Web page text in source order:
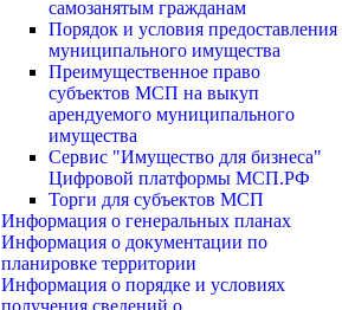
самозанятым гражданам
Порядок и условия предоставления
муниципального имущества
Преимущественное право
субъектов МСП на выкуп
арендуемого муниципального
имущества
Сервис "Имущество для бизнеса"
Цифровой платформы МСП.РФ
Торги для субъектов МСП
Информация о генеральных планах
Информация о документации по
планировке территории
Информация о порядке и условиях